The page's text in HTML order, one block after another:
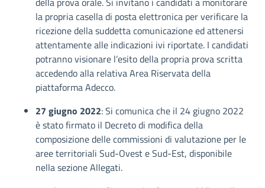
la propria casella di posta elettronica per verificare la
ricezione della suddetta comunicazione ed attenersi
attentamente alle indicazioni ivi riportate. I candidati
potranno visionare l’esito della propria prova scritta
accedendo alla relativa Area Riservata della
piattaforma Adecco.
27 giugno 2022: Si comunica che il 24 giugno 2022
è stato firmato il Decreto di modifica della
composizione delle commissioni di valutazione per le
aree territoriali Sud-Ovest e Sud-Est, disponibile
nella sezione Allegati.